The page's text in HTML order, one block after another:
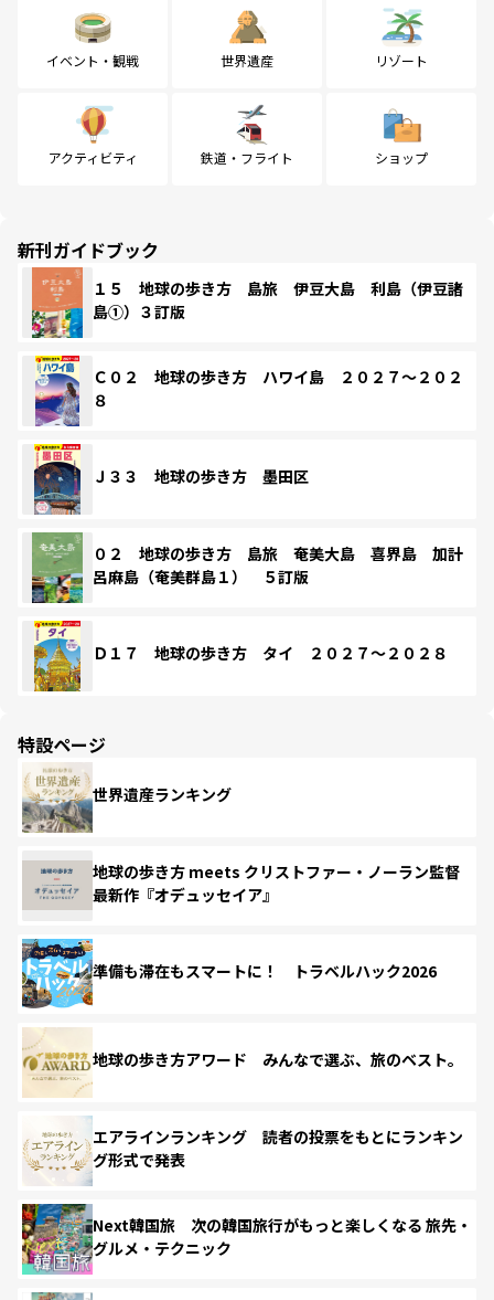
イベント・観戦 世界遺産 リゾート
アクティビティ 鉄道・フライト ショップ
新刊ガイドブック
１５ 地球の歩き方 島旅 伊豆大島 利島（伊豆諸
島①）３訂版
Ｃ０２ 地球の歩き方 ハワイ島 ２０２７～２０２
８
Ｊ３３ 地球の歩き方 墨田区
０２ 地球の歩き方 島旅 奄美大島 喜界島 加計
呂麻島（奄美群島１） ５訂版
Ｄ１７ 地球の歩き方 タイ ２０２７～２０２８
特設ページ
世界遺産ランキング
地球の歩き方 meets クリストファー・ノーラン監督
最新作『オデュッセイア』
準備も滞在もスマートに！ トラベルハック2026
地球の歩き方アワード みんなで選ぶ、旅のベスト。
エアラインランキング 読者の投票をもとにランキン
グ形式で発表
Next韓国旅 次の韓国旅行がもっと楽しくなる 旅先・
グルメ・テクニック